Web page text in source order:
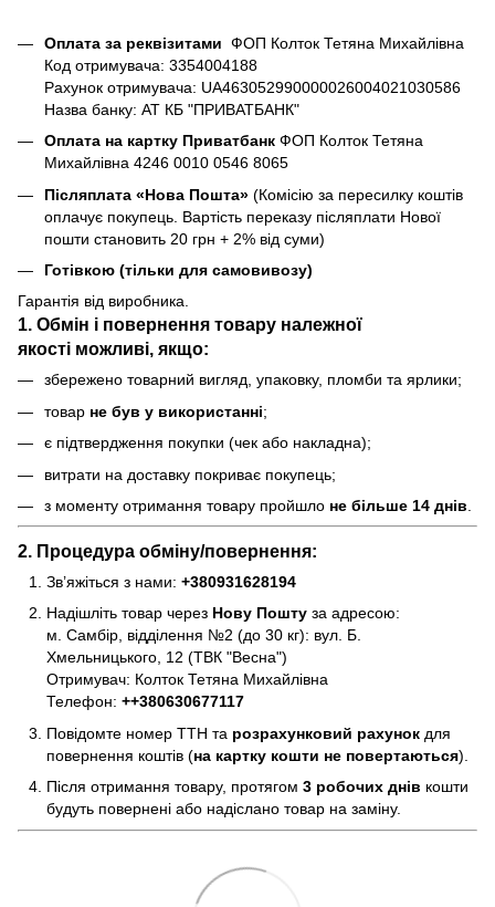
Оплата за реквізитами ФОП Колток Тетяна Михайлівна
Код отримувача: 3354004188
Рахунок отримувача: UA463052990000026004021030586
Назва банку: АТ КБ "ПРИВАТБАНК"
Оплата на картку Приватбанк ФОП Колток Тетяна
Михайлівна 4246 0010 0546 8065
Післяплата «Нова Пошта» (Комісію за пересилку коштів
оплачує покупець. Вартість переказу післяплати Нової
пошти становить 20 грн + 2% від суми)
Готівкою (тільки для самовивозу)
Гарантія від виробника.
1. Обмін і повернення товару належної
якості можливі, якщо:
збережено товарний вигляд, упаковку, пломби та ярлики;
товар не був у використанні;
є підтвердження покупки (чек або накладна);
витрати на доставку покриває покупець;
з моменту отримання товару пройшло не більше 14 днів
2. Процедура обміну/повернення:
Зв’яжіться з нами: +380931628194
Надішліть товар через Нову Пошту за адресою:
м. Самбір, відділення №2 (до 30 кг): вул. Б.
Хмельницького, 12 (ТВК "Весна")
Отримувач: Колток Тетяна Михайлівна
Телефон: ++380630677117
Повідомте номер ТТН та розрахунковий рахунок для
повернення коштів (на картку кошти не повертаються).
Після отримання товару, протягом 3 робочих днів кошти
будуть повернені або надіслано товар на заміну.